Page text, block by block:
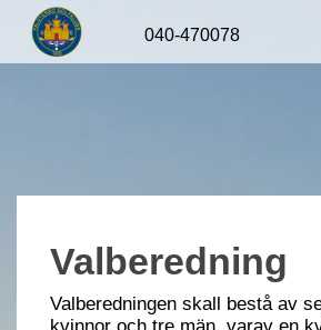
Valberedning
Valberedningen skall bestå av